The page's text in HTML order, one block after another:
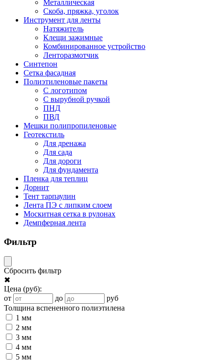
Металлическая
Скоба, пряжка, уголок
Инструмент для ленты
Натяжитель
Клещи зажимные
Комбинированное устройство
Ленторазмотчик
Синтепон
Сетка фасадная
Полиэтиленовые пакеты
С логотипом
С вырубной ручкой
ПНД
ПВД
Мешки полипропиленовые
Геотекстиль
Для дренажа
Для сада
Для дороги
Для фундамента
Пленка для теплиц
Дорнит
Тент тарпаулин
Лента ПЭ с липким слоем
Москитная сетка в рулонах
Демпферная лента
Фильтр
Сбросить фильтр
✖
Цена (руб):
от
до
руб
Толщина вспененного полиэтилена
1 мм
2 мм
3 мм
4 мм
5 мм